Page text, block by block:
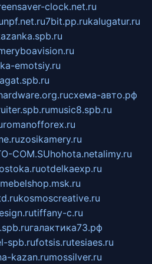
clock.net.ru
npf.net.ru7bit.pp.rukalugatur.ru
emotsiy.ru
agat.spb.ru
схема-авто.рф
music8.spb.ru
romanofforex.ru
zosikamery.ru
COM.SUhohota.netalimy.ru
otdelkaexp.ru
mebelshop.msk.ru
kosmoscreative.ru
tiffany-c.ru
галактика73.рф
spb.rufotsis.rutesiaes.ru
kazan.rumossilver.ru